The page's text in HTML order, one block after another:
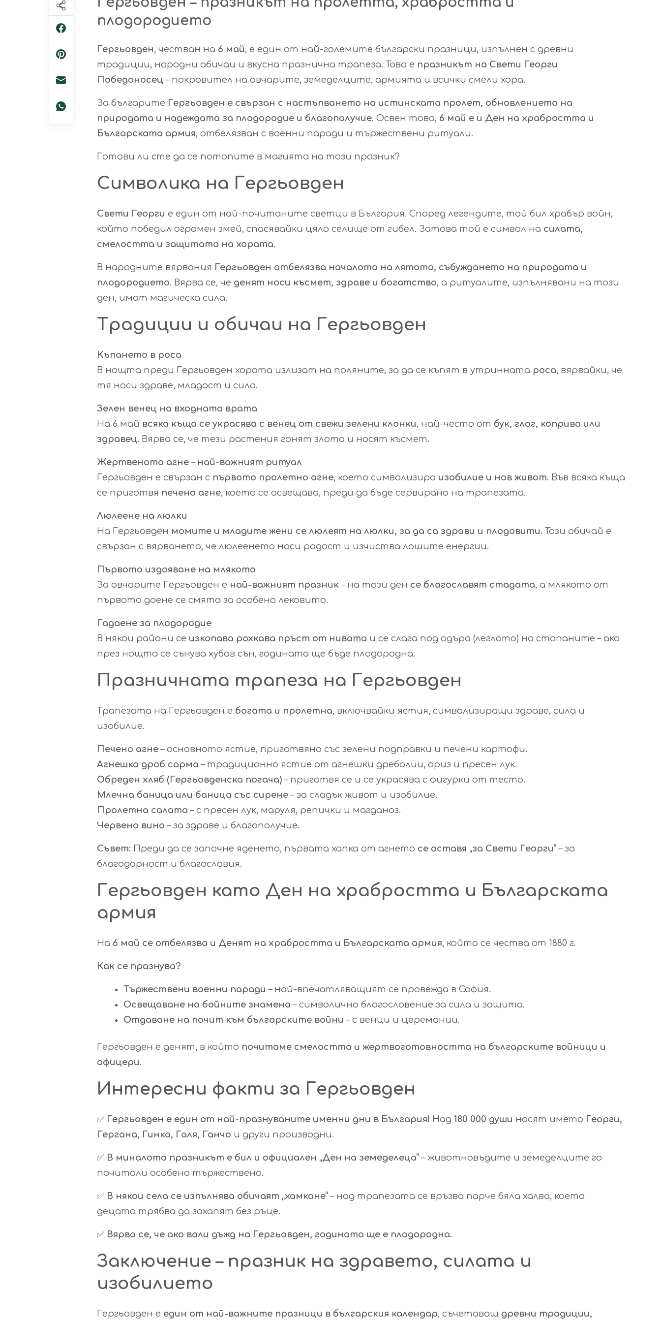
плодородието
Гергьовден, честван на 6 май, е един от най-големите български празници, изпълнен с древни
традиции, народни обичаи и вкусна празнична трапеза. Това е празникът на Свети Георги
Победоносец – покровител на овчарите, земеделците, армията и всички смели хора.
За българите Гергьовден е свързан с настъпването на истинската пролет, обновлението на
природата и надеждата за плодородие и благополучие. Освен това, 6 май е и Ден на храбростта и
Българската армия, отбелязван с военни паради и тържествени ритуали.
Готови ли сте да се потопите в магията на този празник?
Символика на Гергьовден
Свети Георги е един от най-почитаните светци в България. Според легендите, той бил храбър войн,
който победил огромен змей, спасявайки цяло селище от гибел. Затова той е символ на силата,
смелостта и защитата на хората.
В народните вярвания Гергьовден отбелязва началото на лятото, събуждането на природата и
плодородието. Вярва се, че денят носи късмет, здраве и богатство, а ритуалите, изпълнявани на този
ден, имат магическа сила.
Традиции и обичаи на Гергьовден
Къпането в роса
В нощта преди Гергьовден хората излизат на поляните, за да се къпят в утринната роса, вярвайки, че
тя носи здраве, младост и сила.
Зелен венец на входната врата
На 6 май всяка къща се украсява с венец от свежи зелени клонки, най-често от бук, глог, коприва или
здравец. Вярва се, че тези растения гонят злото и носят късмет.
Жертвеното агне – най-важният ритуал
Гергьовден е свързан с първото пролетно агне, което символизира изобилие и нов живот. Във всяка къща
се приготвя печено агне, което се освещава, преди да бъде сервирано на трапезата.
Люлеене на люлки
На Гергьовден момите и младите жени се люлеят на люлки, за да са здрави и плодовити. Този обичай е
свързан с вярването, че люлеенето носи радост и изчиства лошите енергии.
Първото издояване на млякото
За овчарите Гергьовден е най-важният празник – на този ден се благославят стадата, а млякото от
първото доене се смята за особено лековито.
Гадаене за плодородие
В някои райони се изкопава рохкава пръст от нивата и се слага под одъра (леглото) на стопаните – ако
през нощта се сънува хубав сън, годината ще бъде плодородна.
Празничната трапеза на Гергьовден
Трапезата на Гергьовден е богата и пролетна, включвайки ястия, символизиращи здраве, сила и
изобилие.
Печено агне – основното ястие, приготвяно със зелени подправки и печени картофи.
Агнешка дроб сарма – традиционно ястие от агнешки дреболии, ориз и пресен лук.
Обреден хляб (Гергьовденска погача) – приготвя се и се украсява с фигурки от тесто.
Млечна баница или баница със сирене – за сладък живот и изобилие.
Пролетна салата – с пресен лук, маруля, репички и магданоз.
Червено вино – за здраве и благополучие.
Съвет: Преди да се започне яденето, първата хапка от агнето се оставя „за Свети Георги“ – за
благодарност и благословия.
Гергьовден като Ден на храбростта и Българската
армия
На 6 май се отбелязва и Денят на храбростта и Българската армия, който се чества от 1880 г.
Как се празнува?
Тържествени военни паради – най-впечатляващият се провежда в София.
Освещаване на бойните знамена – символично благословение за сила и защита.
Отдаване на почит към българските войни – с венци и церемонии.
Гергьовден е денят, в който почитаме смелостта и жертвоготовността на българските войници и
офицери.
Интересни факти за Гергьовден
✅ Гергьовден е един от най-празнуваните именни дни в България! Над 180 000 души носят името Георги,
Гергана, Гинка, Галя, Ганчо и други производни.
✅ В миналото празникът е бил и официален „Ден на земеделеца“ – животновъдите и земеделците го
почитали особено тържествено.
✅ В някои села се изпълнява обичаят „хамкане“ – над трапезата се връзва парче бяла халва, което
децата трябва да захапят без ръце.
✅ Вярва се, че ако вали дъжд на Гергьовден, годината ще е плодородна.
Заключение – празник на здравето, силата и
изобилието
Гергьовден е един от най-важните празници в българския календар, съчетаващ древни традиции,